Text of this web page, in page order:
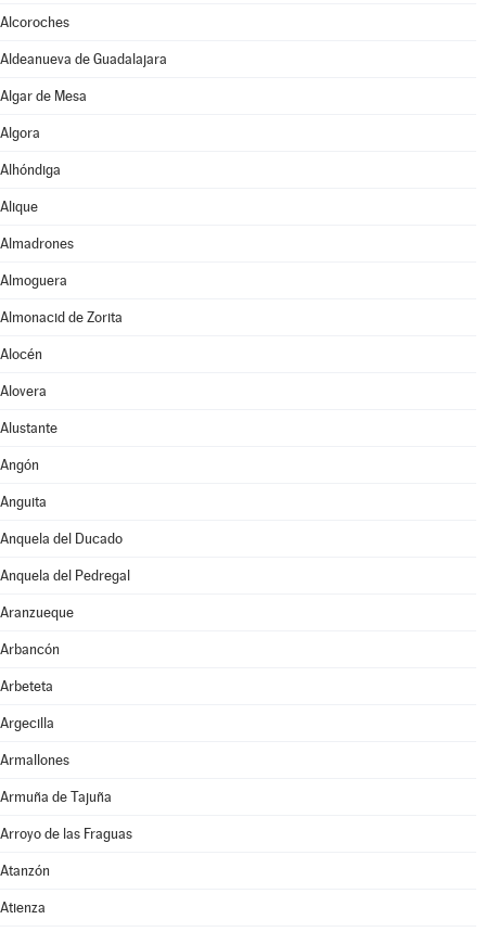
Alcoroches
Aldeanueva de Guadalajara
Algar de Mesa
Algora
Alhóndiga
Alique
Almadrones
Almoguera
Almonacid de Zorita
Alocén
Alovera
Alustante
Angón
Anguita
Anquela del Ducado
Anquela del Pedregal
Aranzueque
Arbancón
Arbeteta
Argecilla
Armallones
Armuña de Tajuña
Arroyo de las Fraguas
Atanzón
Atienza